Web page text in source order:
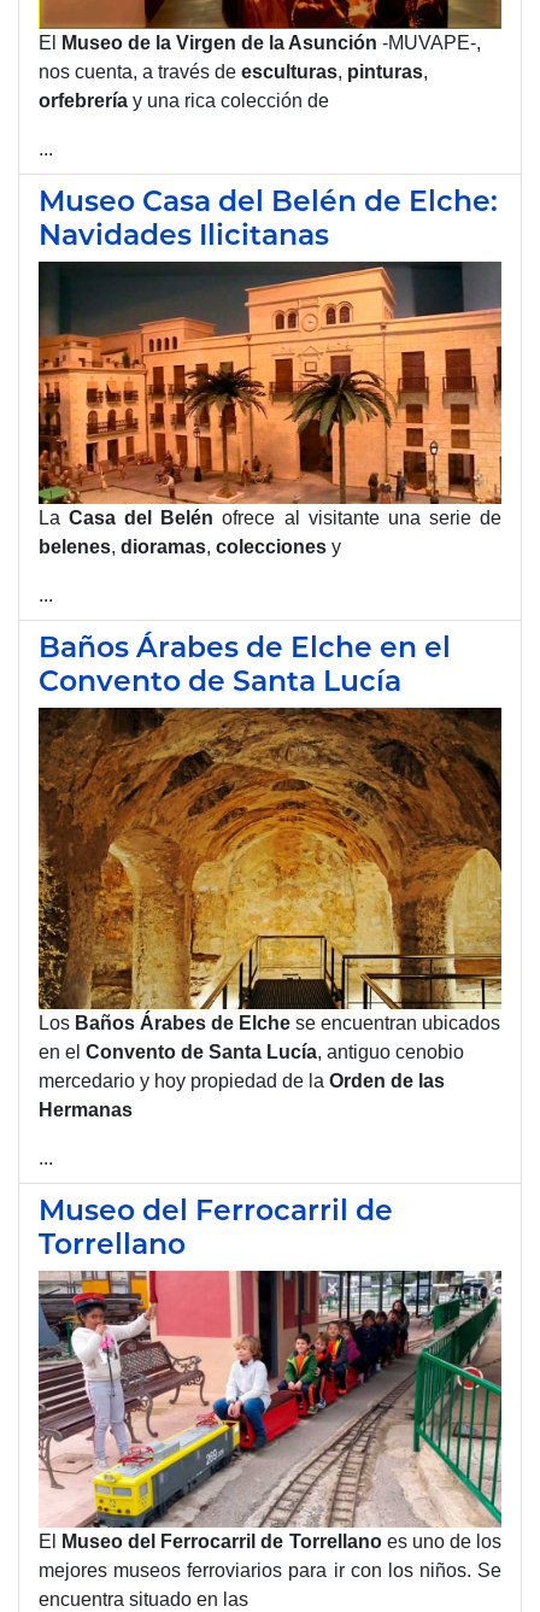
El Museo de la Virgen de la Asunción -MUVAPE-,
nos cuenta, a través de esculturas, pinturas,
orfebrería y una rica colección de
...
Museo Casa del Belén de Elche:
Navidades Ilicitanas
LaCasa del Belén ofrece al visitante una serie de
belenes, dioramas, colecciones y
...
Baños Árabes de Elche en el
Convento de Santa Lucía
Los Baños Árabes de Elche se encuentran ubicados
en el Convento de Santa Lucía, antiguo cenobio
mercedario y hoy propiedad de la Orden de las
Hermanas
...
Museo del Ferrocarril de
Torrellano
El Museo del Ferrocarril de Torrellanoes uno de los
mejores museos ferroviarios para ir con los niños. Se
encuentra situado en las